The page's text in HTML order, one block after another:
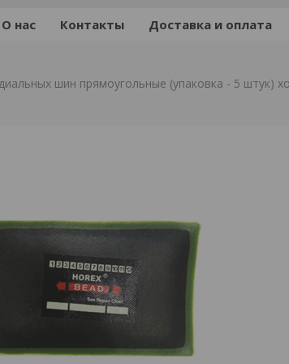
О нас Контакты Доставка и оплата
шин прямоугольные (упаковка - 5 штук)